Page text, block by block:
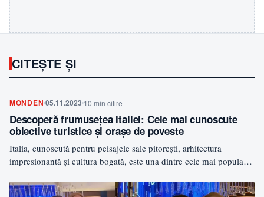
CITEȘTE ȘI
MONDEN05.11.2023 10 min citire
Descoperă frumusețea Italiei: Cele mai cunoscute
obiective turistice și orașe de poveste
Italia, cunoscută pentru peisajele sale pitorești, arhitectura
impresionantă și cultura bogată, este una dintre cele mai populare